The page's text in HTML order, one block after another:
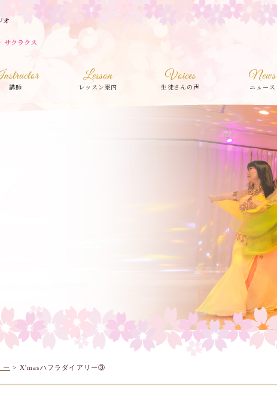
オ
サクラクス
講師
Lesson
レッスン案内
Voices
生徒さんの声
News
ニュース
ー > X'masハフラダイアリー③